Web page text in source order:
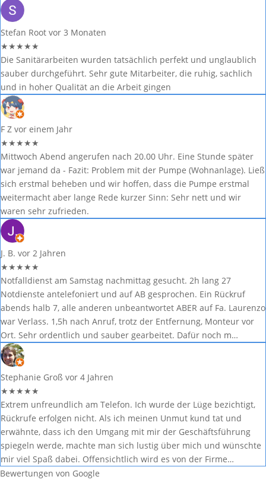
Stefan Root vor 3 Monaten
★★★★★
Die Sanitärarbeiten wurden tatsächlich perfekt und unglaublich
sauber durchgeführt. Sehr gute Mitarbeiter, die ruhig, sachlich
und in hoher Qualität an die Arbeit gingen
F Z vor einem Jahr
★★★★★
Mittwoch Abend angerufen nach 20.00 Uhr. Eine Stunde später
war jemand da - Fazit: Problem mit der Pumpe (Wohnanlage). Ließ
sich erstmal beheben und wir hoffen, dass die Pumpe erstmal
weitermacht aber lange Rede kurzer Sinn: Sehr nett und wir
waren sehr zufrieden.
J. B. vor 2 Jahren
★★★★★
Notfalldienst am Samstag nachmittag gesucht. 2h lang 27
Notdienste antelefoniert und auf AB gesprochen. Ein Rückruf
abends halb 7, alle anderen unbeantwortet ABER auf Fa. Laurenzo
war Verlass. 1,5h nach Anruf, trotz der Entfernung, Monteur vor
Ort. Sehr ordentlich und sauber gearbeitet. Dafür noch m…
Stephanie Groß vor 4 Jahren
★★★★★
Extrem unfreundlich am Telefon. Ich wurde der Lüge bezichtigt,
Rückrufe erfolgen nicht. Als ich meinen Unmut kund tat und
erwähnte, dass ich den Umgang mit mir der Geschäftsführung
spiegeln werde, machte man sich lustig über mich und wünschte
mir viel Spaß dabei. Offensichtlich wird es von der Firme…
Bewertungen von Google